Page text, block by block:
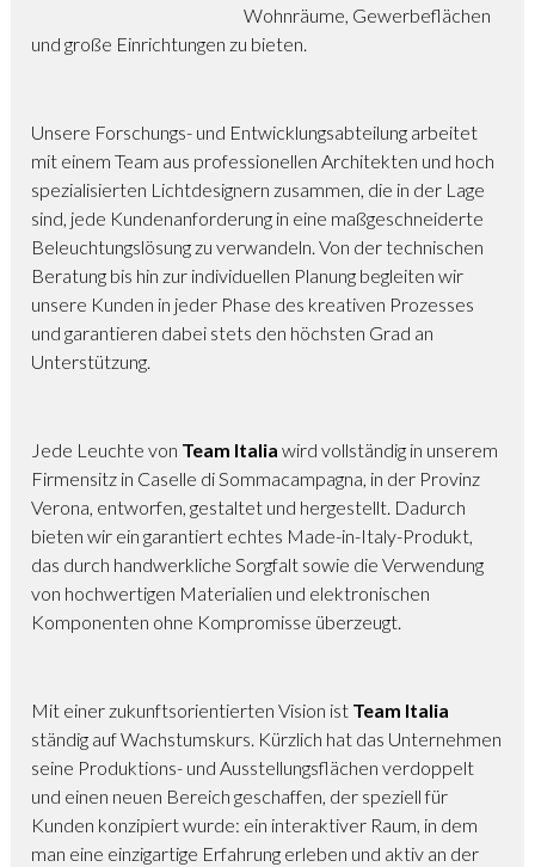
Wohnräume, Gewerbeflächen
und große Einrichtungen zu bieten.
Unsere Forschungs- und Entwicklungsabteilung arbeitet
mit einem Team aus professionellen Architekten und hoch
spezialisierten Lichtdesignern zusammen, die in der Lage
sind, jede Kundenanforderung in eine maßgeschneiderte
Beleuchtungslösung zu verwandeln. Von der technischen
Beratung bis hin zur individuellen Planung begleiten wir
unsere Kunden in jeder Phase des kreativen Prozesses
und garantieren dabei stets den höchsten Grad an
Unterstützung.
Jede Leuchte von Team Italiawird vollständig in unserem
Firmensitz in Caselle di Sommacampagna, in der Provinz
Verona, entworfen, gestaltet und hergestellt. Dadurch
bieten wir ein garantiert echtes Made-in-Italy-Produkt,
das durch handwerkliche Sorgfalt sowie die Verwendung
von hochwertigen Materialien und elektronischen
Komponenten ohne Kompromisse überzeugt.
Mit einer zukunftsorientierten Vision ist Team Italia
ständig auf Wachstumskurs. Kürzlich hat das Unternehmen
seine Produktions- und Ausstellungsflächen verdoppelt
und einen neuen Bereich geschaffen, der speziell für
Kunden konzipiert wurde: ein interaktiver Raum, in dem
man eine einzigartige Erfahrung erleben und aktiv an der